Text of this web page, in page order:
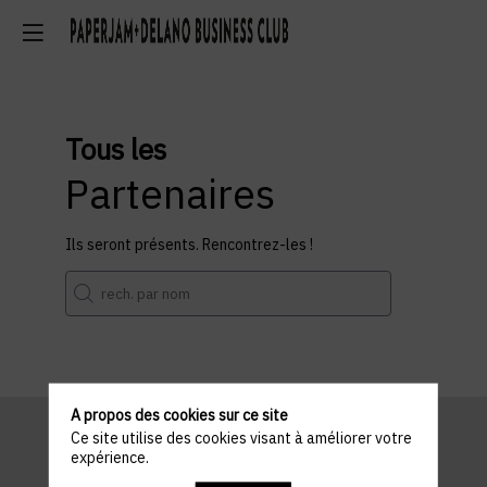
Tous les
Partenaires
Ils seront présents. Rencontrez-les !
A propos des cookies sur ce site
Ce site utilise des cookies visant à améliorer votre
expérience.